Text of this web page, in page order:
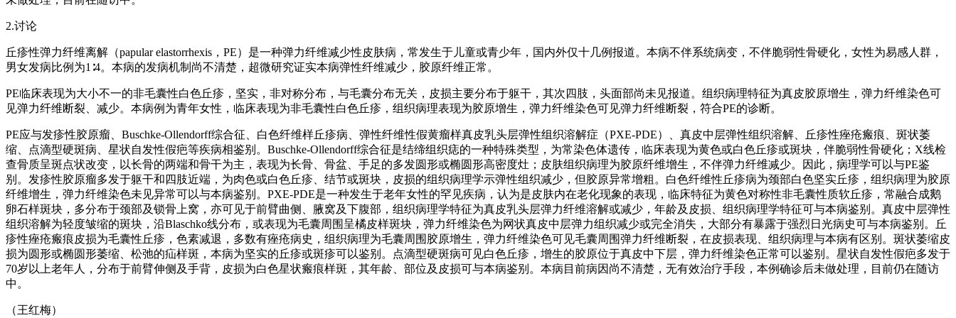
2.讨论
丘疹性弹力纤维离解（papular elastorrhexis，PE）是一种弹力纤维减少性皮肤病，常发生于儿童或青少年，国内外仅十几例报道。本病不伴系统病变，不伴脆弱性骨硬化，女性为易感人群，
男女发病比例为1∶4。本病的发病机制尚不清楚，超微研究证实本病弹性纤维减少，胶原纤维正常。
PE临床表现为大小不一的非毛囊性白色丘疹，坚实，非对称分布，与毛囊分布无关，皮损主要分布于躯干，其次四肢，头面部尚未见报道。组织病理特征为真皮胶原增生，弹力纤维染色可
见弹力纤维断裂、减少。本病例为青年女性，临床表现为非毛囊性白色丘疹，组织病理表现为胶原增生，弹力纤维染色可见弹力纤维断裂，符合PE的诊断。
PE应与发疹性胶原瘤、Buschke-Ollendorff综合征、白色纤维样丘疹病、弹性纤维性假黄瘤样真皮乳头层弹性组织溶解症（PXE-PDE）、真皮中层弹性组织溶解、丘疹性痤疮瘢痕、斑状萎
缩、点滴型硬斑病、星状自发性假疤等疾病相鉴别。Buschke-Ollendorff综合征是结缔组织痣的一种特殊类型，为常染色体遗传，临床表现为黄色或白色丘疹或斑块，伴脆弱性骨硬化；X线检
查骨质呈斑点状改变，以长骨的两端和骨干为主，表现为长骨、骨盆、手足的多发圆形或椭圆形高密度灶；皮肤组织病理为胶原纤维增生，不伴弹力纤维减少。因此，病理学可以与PE鉴
别。发疹性胶原瘤多发于躯干和四肢近端，为肉色或白色丘疹、结节或斑块，皮损的组织病理学示弹性组织减少，但胶原异常增粗。白色纤维性丘疹病为颈部白色坚实丘疹，组织病理为胶原
纤维增生，弹力纤维染色未见异常可以与本病鉴别。PXE-PDE是一种发生于老年女性的罕见疾病，认为是皮肤内在老化现象的表现，临床特征为黄色对称性非毛囊性质软丘疹，常融合成鹅
卵石样斑块，多分布于颈部及锁骨上窝，亦可见于前臂曲侧、腋窝及下腹部，组织病理学特征为真皮乳头层弹力纤维溶解或减少，年龄及皮损、组织病理学特征可与本病鉴别。真皮中层弹性
组织溶解为轻度皱缩的斑块，沿Blaschko线分布，或表现为毛囊周围呈橘皮样斑块，弹力纤维染色为网状真皮中层弹力组织减少或完全消失，大部分有暴露于强烈日光病史可与本病鉴别。丘
疹性痤疮瘢痕皮损为毛囊性丘疹，色素减退，多数有痤疮病史，组织病理为毛囊周围胶原增生，弹力纤维染色可见毛囊周围弹力纤维断裂，在皮损表现、组织病理与本病有区别。斑状萎缩皮
损为圆形或椭圆形萎缩、松弛的疝样斑，本病为坚实的丘疹或斑疹可以鉴别。点滴型硬斑病可见白色丘疹，增生的胶原位于真皮中下层，弹力纤维染色正常可以鉴别。星状自发性假疤多发于
70岁以上老年人，分布于前臂伸侧及手背，皮损为白色星状瘢痕样斑，其年龄、部位及皮损可与本病鉴别。本病目前病因尚不清楚，无有效治疗手段，本例确诊后未做处理，目前仍在随访
中。
（王红梅）